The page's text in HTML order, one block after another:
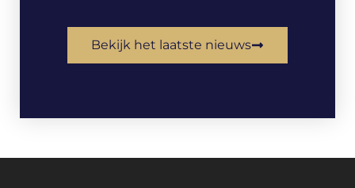
Bekijk het laatste nieuws